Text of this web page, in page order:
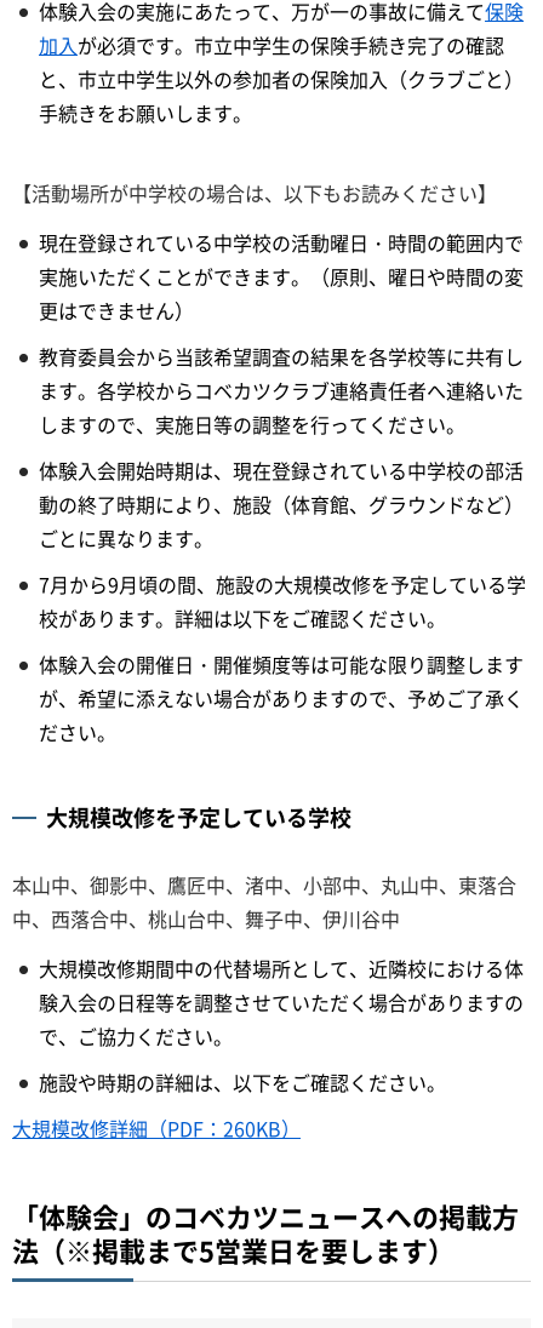
体験入会の実施にあたって、万が一の事故に備えて保険
加入が必須です。市立中学生の保険手続き完了の確認
と、市立中学生以外の参加者の保険加入（クラブごと）
手続きをお願いします。
【活動場所が中学校の場合は、以下もお読みください】
現在登録されている中学校の活動曜日・時間の範囲内で
実施いただくことができます。（原則、曜日や時間の変
更はできません）
教育委員会から当該希望調査の結果を各学校等に共有し
ます。各学校からコベカツクラブ連絡責任者へ連絡いた
しますので、実施日等の調整を行ってください。
体験入会開始時期は、現在登録されている中学校の部活
動の終了時期により、施設（体育館、グラウンドなど）
ごとに異なります。
7月から9月頃の間、施設の大規模改修を予定している学
校があります。詳細は以下をご確認ください。
体験入会の開催日・開催頻度等は可能な限り調整します
が、希望に添えない場合がありますので、予めご了承く
ださい。
大規模改修を予定している学校
本山中、御影中、鷹匠中、渚中、小部中、丸山中、東落合
中、西落合中、桃山台中、舞子中、伊川谷中
大規模改修期間中の代替場所として、近隣校における体
験入会の日程等を調整させていただく場合がありますの
で、ご協力ください。
施設や時期の詳細は、以下をご確認ください。
大規模改修詳細（PDF：260KB）
「体験会」のコベカツニュースへの掲載方
法（※掲載まで5営業日を要します）